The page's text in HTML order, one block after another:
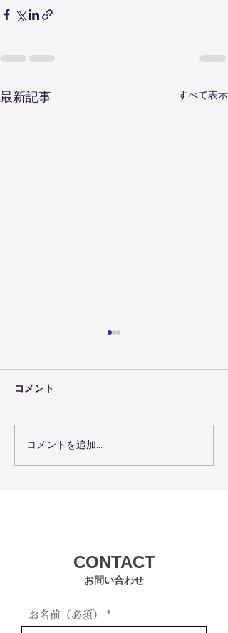
最新記事 すべて表示
術後回復プログラムで術
後回復を最大化するコー
コメント
コメントを追加…
お問い合わせ
CONTACT
お名前（必須）